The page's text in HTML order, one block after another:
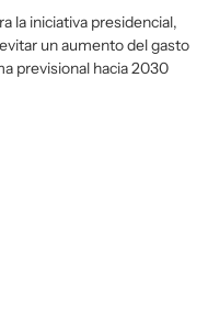
la iniciativa presidencial,
un aumento del gasto
previsional hacia 2030